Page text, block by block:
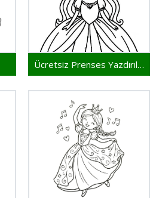
Ücretsiz Prenses Yazdırılabilir